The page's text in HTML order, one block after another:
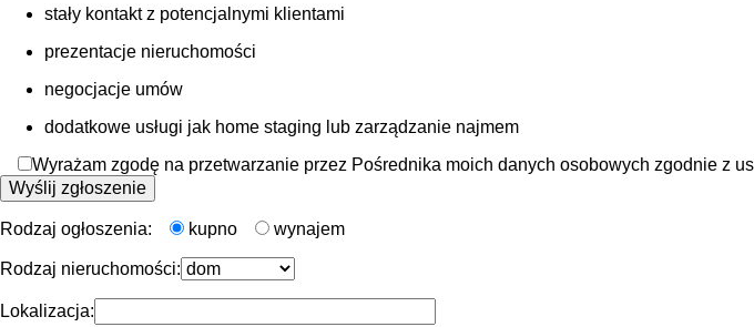
stały kontakt z potencjalnymi klientami
prezentacje nieruchomości
negocjacje umów
dodatkowe usługi jak home staging lub zarządzanie najmem
Wyrażam zgodę na przetwarzanie przez Pośrednika moich danych osobowych zgodnie z
Rodzaj ogłoszenia: kupno wynajem
Rodzaj nieruchomości:
Lokalizacja: